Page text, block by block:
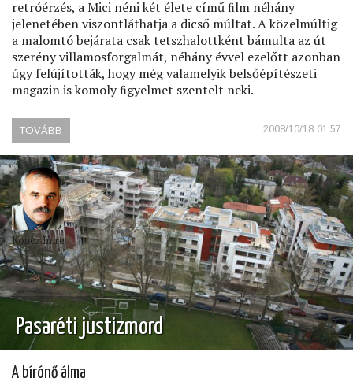
retróérzés, a Mici néni két élete című ﬁlm néhány
jelenetében viszontláthatja a dicső múltat. A közelmúltig
a malomtó bejárata csak tetszhalottként bámulta az út
szerény villamosforgalmát, néhány évvel ezelőtt azonban
úgy felújították, hogy még valamelyik belsőépítészeti
magazin is komoly ﬁgyelmet szentelt neki.
2008/10/18 01:57
TOVÁBB
A
MALOMTÓNÁL)
Pasaréti justizmord
Koncz Imre
A bírónő álma